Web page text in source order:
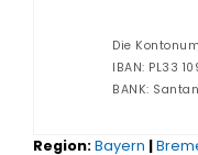
Die
IBAN: PL33
BANK:
Region:Bayern |